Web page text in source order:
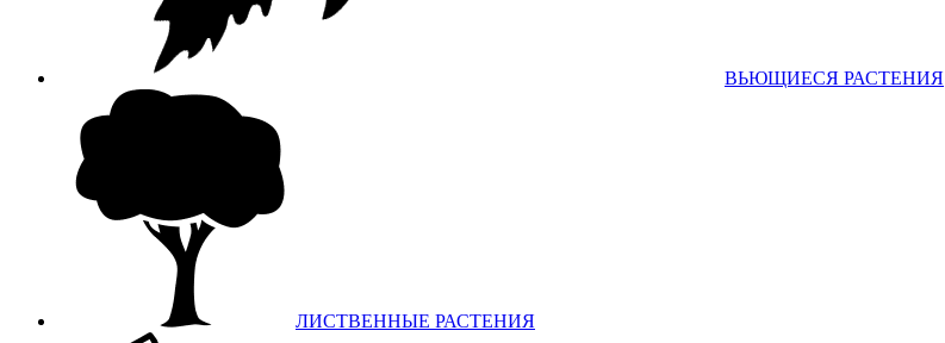
ВЬЮЩИЕСЯ РАСТЕНИЯ
ЛИСТВЕННЫЕ РАСТЕНИЯ